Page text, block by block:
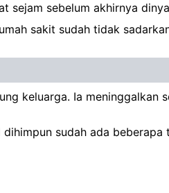
sejam sebelum akhirnya
sakit sudah tidak
keluarga. Ia
sudah ada